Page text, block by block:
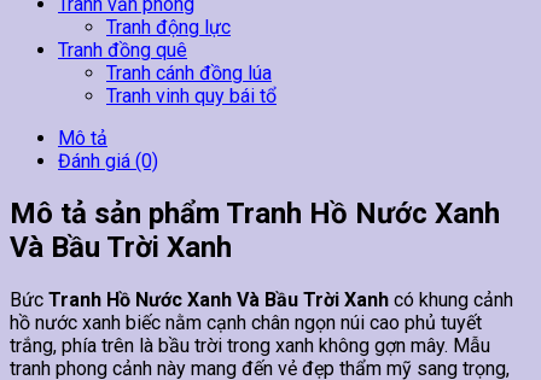
Tranh động lực
Tranh đồng quê
Tranh cánh đồng lúa
Tranh vinh quy bái tổ
Mô tả
Đánh giá (0)
Mô tả sản phẩm Tranh Hồ Nước Xanh
Và Bầu Trời Xanh
Bức Tranh Hồ Nước Xanh Và Bầu Trời Xanh có khung cảnh
hồ nước xanh biếc nằm cạnh chân ngọn núi cao phủ tuyết
trắng, phía trên là bầu trời trong xanh không gợn mây. Mẫu
tranh phong cảnh này mang đến vẻ đẹp thẩm mỹ sang trọng,